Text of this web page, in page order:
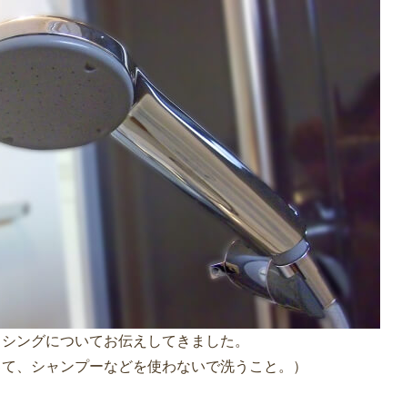
ングについてお伝えしてきました。
、シャンプーなどを使わないで洗うこと。）